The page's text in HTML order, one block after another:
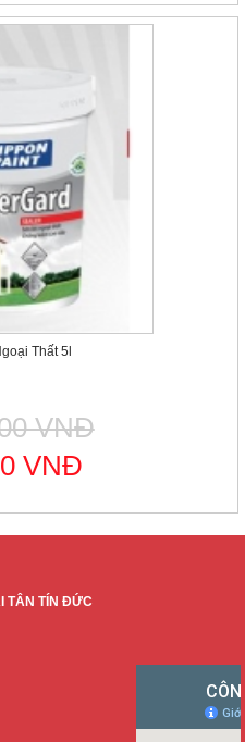
Thất 5l
VNĐ
VNĐ
TÂN TÍN ĐỨC